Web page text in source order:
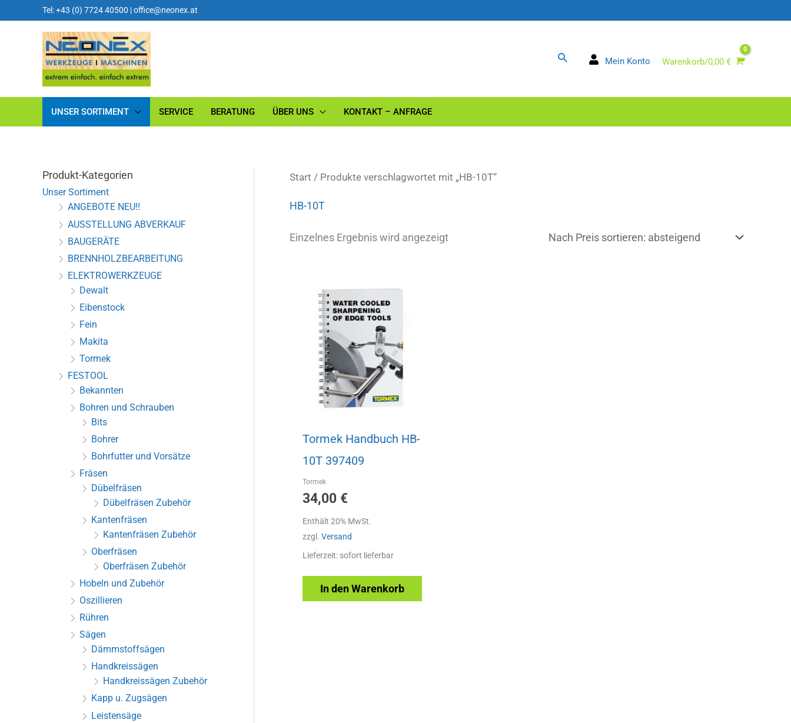
Tel: +43 (0) 7724 40500 |office@neonex.at
Suchen Mein Konto Warenkorb/0,00 €
UNSER SORTIMENT SERVICE BERATUNG ÜBER UNS KONTAKT – ANFRAGE
Produkt-Kategorien
Unser Sortiment
ANGEBOTE NEU!!
AUSSTELLUNG ABVERKAUF
BAUGERÄTE
BRENNHOLZBEARBEITUNG
ELEKTROWERKZEUGE
Dewalt
Eibenstock
Fein
Makita
Tormek
FESTOOL
Bekannten
Bohren und Schrauben
Bits
Bohrer
Bohrfutter und Vorsätze
Fräsen
Dübelfräsen
Dübelfräsen Zubehör
Kantenfräsen
Kantenfräsen Zubehör
Oberfräsen
Oberfräsen Zubehör
Hobeln und Zubehör
Oszillieren
Rühren
Sägen
Dämmstoffsägen
Handkreissägen
Handkreissägen Zubehör
Kapp u. Zugsägen
Leistensäge
Start / Produkte verschlagwortet mit „HB-10T“
HB-10T
Einzelnes Ergebnis wird angezeigt
Tormek Handbuch HB-
10T 397409
Tormek
34,00 €
Enthält 20% MwSt.
zzgl. Versand
Lieferzeit: sofort lieferbar
In den Warenkorb